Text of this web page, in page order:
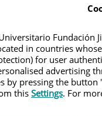
EMPLOYMENT OFFERS
APOYO_JP
de
Fundación
in countries
for user
advertising
by pressing the button
thisSettings. For